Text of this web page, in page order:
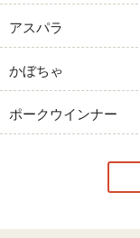
アスパラ
かぼちゃ
ポークウインナー